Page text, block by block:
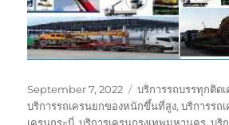
Posted
on
September 7, 2022 Tags
บริการรถบรรทุกติด
บริการรถเครนยกของหนักขึ้นที่สูง,บริการรถ
เครนกระบี่ ,บริการเครนกรุงเทพมหานคร ,บริ